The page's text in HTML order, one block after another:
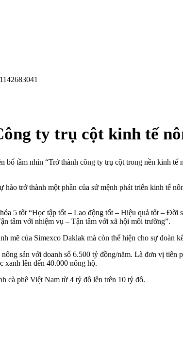
ty trụ cột kinh tế
tầm nhìn “Trở thành công ty trụ cột trong nền kinh
trở thành một phần của sứ mệnh phát triển kinh tế
5 tốt “Học tập tốt – Lao động tốt – Hiệu quả tốt –
tâm với nhiệm vụ – Tận tâm với xã hội môi trường”.
mẽ của Simexco Daklak mà còn thể hiện cho sự đoàn
sản với doanh số 6.500 tỷ đồng/năm. Là đơn vị tiên
xanh lên đến 40.000 nông hộ.
cà phê Việt Nam từ 4 tỷ đô lên trên 10 tỷ đô.